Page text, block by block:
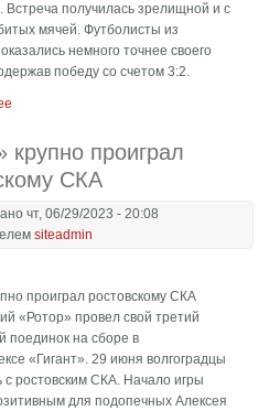
Встреча получилась зрелищной и с
мячей. Футболисты из
немного точнее своего
победу со счетом 3:2.
крупно проиграл
СКА
чт, 06/29/2023 - 20:08
siteadmin
проиграл ростовскому СКА
«Ротор» провел свой третий
поединок на сборе в
«Гигант». 29 июня волгоградцы
с ростовским СКА. Начало игры
для подопечных Алексея